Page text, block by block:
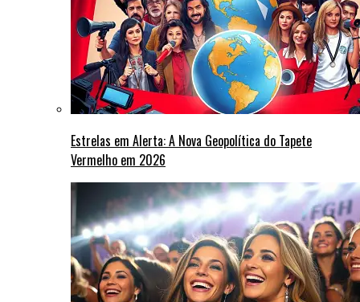
Estrelas em Alerta: A Nova Geopolítica do Tapete
Vermelho em 2026